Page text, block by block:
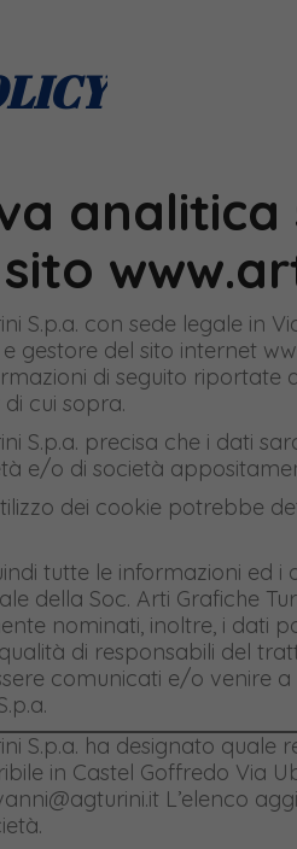
analitica
S.p.a. con sede legale in
gestore del sito internet
di seguito
cui sopra.
S.p.a. precisa che i dati
e/o di società
dei cookie potrebbe
tutte le informazioni ed
della Soc. Arti Grafiche
nominati, inoltre, i dati
di responsabili del
comunicati e/o venire
S.p.a. ha designato
in Castel Goffredo Via
L’elenco